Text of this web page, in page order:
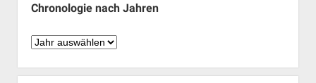
Chronologie nach Jahren
Chronologie
Jahren